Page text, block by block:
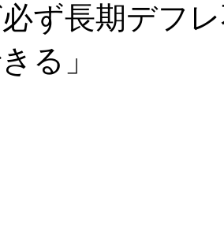
ず長期デフ
る」